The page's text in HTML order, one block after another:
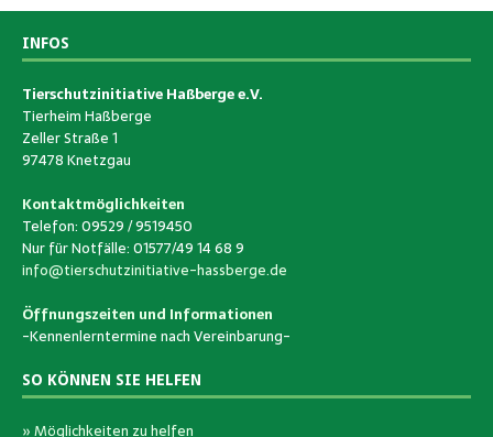
INFOS
Tierschutzinitiative Haßberge e.V.
Tierheim Haßberge
Zeller Straße 1
97478 Knetzgau
Kontaktmöglichkeiten
Telefon: 09529 / 9519450
Nur für Notfälle: 01577/49 14 68 9
info@tierschutzinitiative-hassberge.de
Öffnungszeiten und Informationen
-Kennenlerntermine nach Vereinbarung-
SO KÖNNEN SIE HELFEN
» Möglichkeiten zu helfen